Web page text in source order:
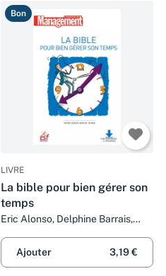
Bon
LIVRE
La bible pour bien gérer son
temps
Eric Alonso, Delphine Barrais,
et Collectif
Ajouter 3,19 €